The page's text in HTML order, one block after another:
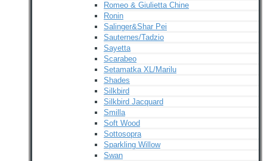
Romeo & Giulietta Chine
Ronin
Salinger&Shar Pei
Sauternes/Tadzio
Sayetta
Scarabeo
Setamatka XL/Marilu
Shades
Silkbird
Silkbird Jacquard
Smilla
Soft Wood
Sottosopra
Sparkling Willow
Swan